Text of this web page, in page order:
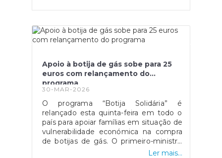
na Freguesia de Calendário.Durante
ao corte temporário do abastecimento
de água, de forma a permitir a
podendo também verificar-
se constrangimentos no trânsito
local. Ruas afetadas:Rua Saint Fargeau
PonthierryTravessa Avenida de
responsabilidade da Câmara Municipal
de Vila Nova de
Famalicão.Lamentamos os incómodos
causados e agradecemos a
compreensão de todos.
Apoio à botija de gás sobe para 25
euros com relançamento do
programa
30-MAR-2026
O programa “Botija Solidária” é
relançado esta quinta-feira em todo o
país para apoiar famílias em situação de
vulnerabilidade económica na compra
de botijas de gás. O primeiro-ministro
Luís Montenegro anunciou o aumento
Ler mais...